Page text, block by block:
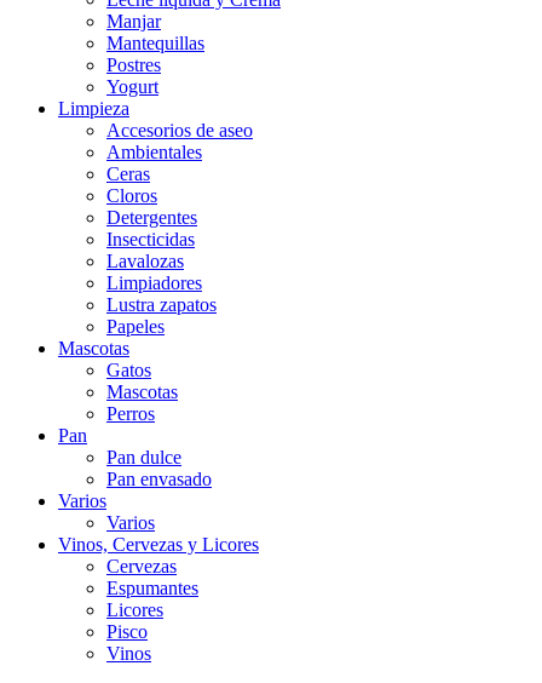
Manjar
Mantequillas
Postres
Yogurt
Limpieza
Accesorios de aseo
Ambientales
Ceras
Cloros
Detergentes
Insecticidas
Lavalozas
Limpiadores
Lustra zapatos
Papeles
Mascotas
Gatos
Mascotas
Perros
Pan
Pan dulce
Pan envasado
Varios
Varios
Vinos, Cervezas y Licores
Cervezas
Espumantes
Licores
Pisco
Vinos